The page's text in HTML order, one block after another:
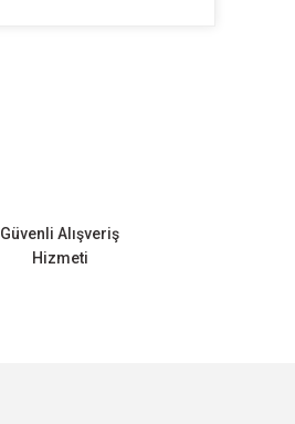
Güvenli Alışveriş
Hizmeti